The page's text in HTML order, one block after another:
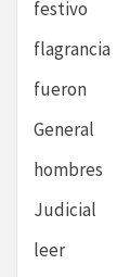
festivo
flagrancia
fueron
General
hombres
Judicial
leer